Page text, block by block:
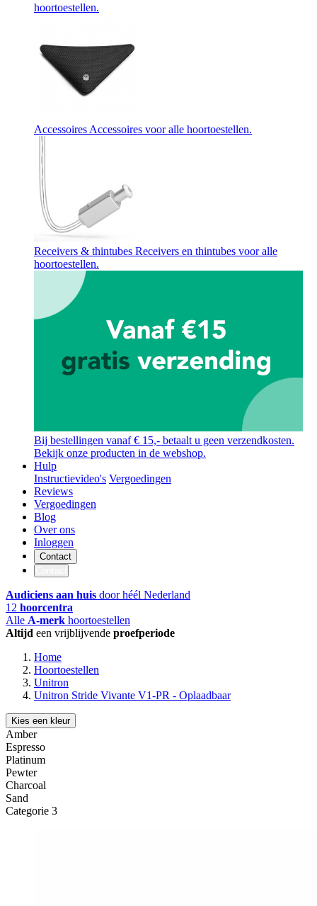
hoortoestellen.
Accessoires Accessoires voor alle hoortoestellen.
Receivers & thintubes Receivers en thintubes voor alle
hoortoestellen.
Bij bestellingen vanaf € 15,- betaalt u geen verzendkosten.
Bekijk onze producten in de webshop.
Hulp
Instructievideo's Vergoedingen
Reviews
Vergoedingen
Blog
Over ons
Inloggen
Contact
Audiciens aan huis door héél Nederland
12 hoorcentra
Alle A-merk hoortoestellen
Altijd een vrijblijvende proefperiode
Home
Hoortoestellen
Unitron
Unitron Stride Vivante V1-PR - Oplaadbaar
Kies een kleur
Amber
Espresso
Platinum
Pewter
Charcoal
Sand
Categorie 3